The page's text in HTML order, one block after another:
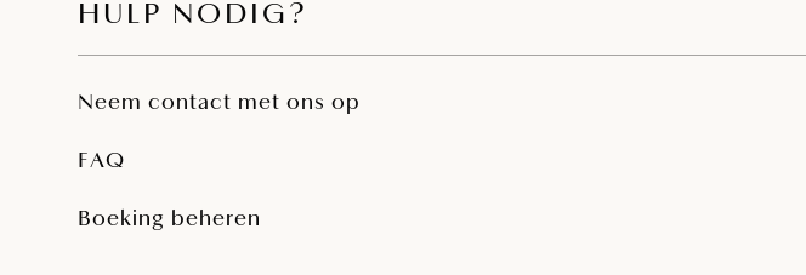
HULP NODIG?
Neem contact met ons op
FAQ
Boeking beheren